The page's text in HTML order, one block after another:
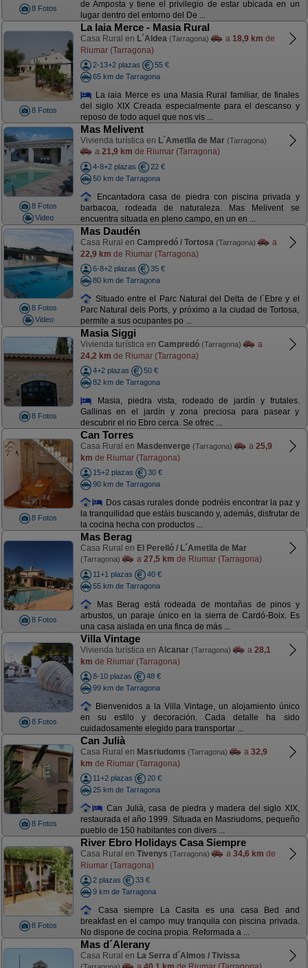
8 Fotos
de Amposta y tiene el privilegio de estar ubicada en un
lugar dentro del entorno del De ...
8 Fotos
La Iaia Merce - Masia Rural
Casa Rural en L´Aldea (Tarragona) a 18,9 km de
Riumar (Tarragona)
2-13+2 plazas
55 €
65 km de Tarragona
La iaia Merce es una Masia Rural familiar, de finales
del siglo XIX Creada especialmente para el descanso y
reposo de todo aquel que nos vis ...
8 Fotos
Video
Mas Melivent
Vivienda turística en L´Ametlla de Mar (Tarragona)
a 21,9 km de Riumar (Tarragona)
4-8+2 plazas
22 €
50 km de Tarragona
Encantadora casa de piedra con piscina privada y
barbacoa, rodeada de naturaleza. Mas Melivent se
encuentra situada en pleno campo, en un en ...
8 Fotos
Video
Mas Daudén
Casa Rural en Campredó / Tortosa (Tarragona)
a
22,9 km de Riumar (Tarragona)
6-8+2 plazas
35 €
80 km de Tarragona
Situado entre el Parc Natural del Delta de l´Ebre y el
Parc Natural dels Ports, y próximo a la ciudad de Tortosa,
permite a sus ocupantes po ...
8 Fotos
Masia Siggi
Vivienda turística en Campredó (Tarragona)
a
24,2 km de Riumar (Tarragona)
4+2 plazas
50 €
82 km de Tarragona
Masia, piedra vista, rodeado de jardín y frutales.
Gallinas en el jardín y zona preciosa para pasear y
descubrir el rio Ebro cerca. Se ofrec ...
8 Fotos
Can Torres
Casa Rural en Masdenverge (Tarragona) a 25,9
km de Riumar (Tarragona)
15+2 plazas
30 €
90 km de Tarragona
Dos casas rurales donde podréis encontrar la paz y
la tranquilidad que estáis buscando y, además, disfrutar de
la cocina hecha con productos ...
8 Fotos
Mas Berag
Casa Rural en El Perelló / L´Ametlla de Mar
(Tarragona) a 27,5 km de Riumar (Tarragona)
11+1 plazas
40 €
55 km de Tarragona
Mas Berag está rodeada de montañas de pinos y
arbustos, un paraje único en la sierra de Cardó-Boix. Es
una casa aislada en una finca de más ...
8 Fotos
Villa Vintage
Vivienda turística en Alcanar (Tarragona) a 28,1
km de Riumar (Tarragona)
8-10 plazas
48 €
99 km de Tarragona
Bienvenidos a la Villa Vintage, un alojamiento único
en su estilo y decoración. Cada detalle ha sido
cuidadosamente elegido para transportar ...
8 Fotos
Can Julià
Casa Rural en Masriudoms (Tarragona) a 32,9
km de Riumar (Tarragona)
11+2 plazas
20 €
25 km de Tarragona
Can Julià, casa de piedra y madera del siglo XIX,
restaurada el año 1999. Situada en Masriudoms, pequeño
pueblo de 150 habitantes con divers ...
8 Fotos
River Ebro Holidays Casa Siempre
Casa Rural en Tivenys (Tarragona) a 34,6 km de
Riumar (Tarragona)
2 plazas
33 €
9 km de Tarragona
Casa siempre La Casita es una casa Bed and
breakfast en el campo muy tranquila con piscina privada.
No dispone de cocina propia. Reformada a ...
Mas d´Alerany
Casa Rural en La Serra d´Almos / Tivissa